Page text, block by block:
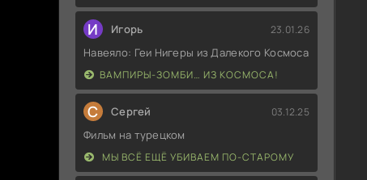
И Игорь 23.01.26
Навеяло: Геи Нигеры из Далекого Космоса
ВАМПИРЫ-ЗОМБИ… ИЗ КОСМОСА!
С Сергей 03.12.25
Фильм на турецком
МЫ ВСЁ ЕЩЁ УБИВАЕМ ПО-СТАРОМУ